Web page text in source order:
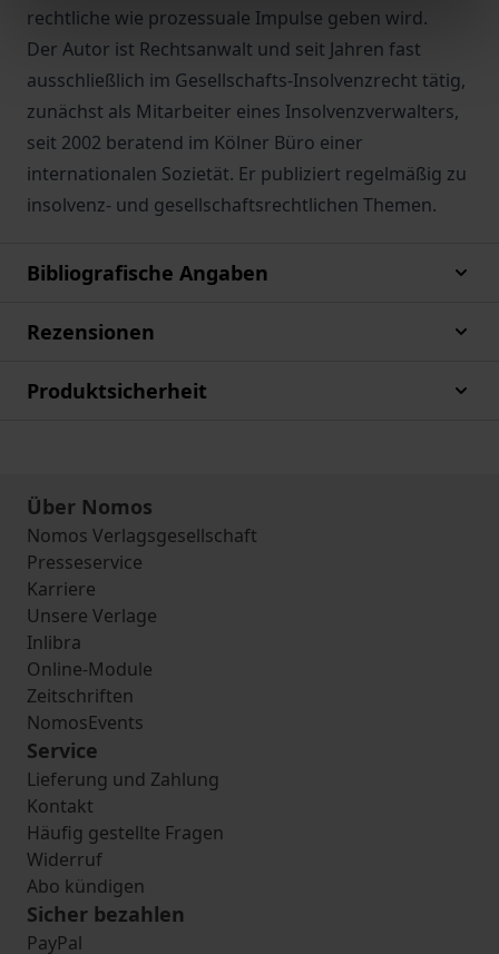
rechtliche wie prozessuale Impulse geben wird.
Der Autor ist Rechtsanwalt und seit Jahren fast
ausschließlich im Gesellschafts-Insolvenzrecht tätig,
zunächst als Mitarbeiter eines Insolvenzverwalters,
seit 2002 beratend im Kölner Büro einer
internationalen Sozietät. Er publiziert regelmäßig zu
insolvenz- und gesellschaftsrechtlichen Themen.
Bibliografische Angaben
Rezensionen
Produktsicherheit
Über Nomos
Nomos Verlagsgesellschaft
Presseservice
Karriere
Unsere Verlage
Inlibra
Online-Module
Zeitschriften
NomosEvents
Service
Lieferung und Zahlung
Kontakt
Häufig gestellte Fragen
Widerruf
Abo kündigen
Sicher bezahlen
PayPal